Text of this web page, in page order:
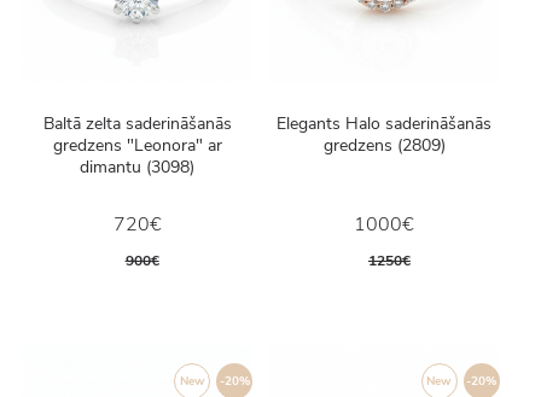
Baltā zelta saderināšanās
gredzens "Leonora" ar
dimantu (3098)
720€
900€
Elegants Halo saderināšanās
gredzens (2809)
1000€
1250€
-20%
New -20%
New